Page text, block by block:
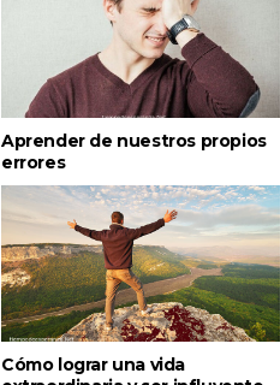
Aprender de nuestros propios
errores
Cómo lograr una vida